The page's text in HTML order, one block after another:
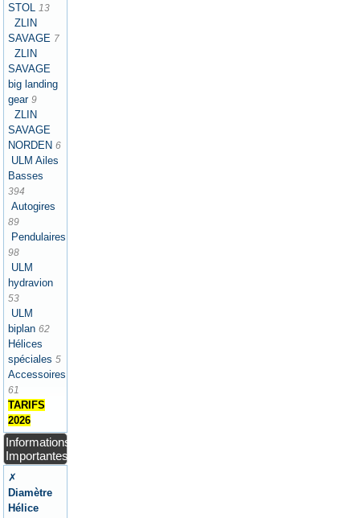
STOL 13
ZLIN
SAVAGE 7
ZLIN
SAVAGE
big landing
gear 9
ZLIN
SAVAGE
NORDEN 6
ULM Ailes
Basses
394
Autogires
89
Pendulaires
98
ULM
hydravion
53
ULM
biplan 62
Hélices
spéciales 5
Accessoires
61
TARIFS
2026
Informations
Importantes
✗
Diamètre
Hélice